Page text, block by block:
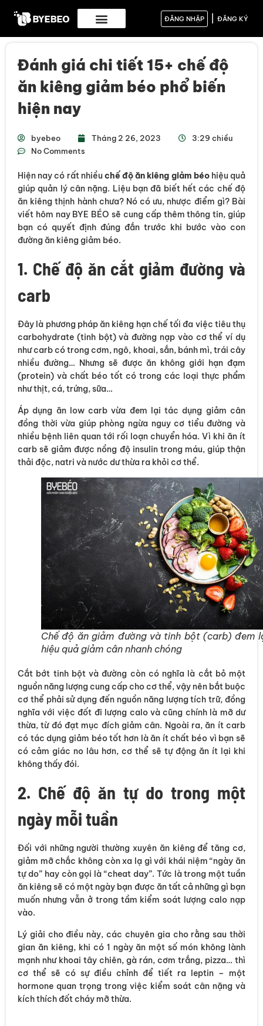
ĐĂNG NHẬP ĐĂNG KÝ
Đánh giá chi tiết 15+ chế độ
ăn kiêng giảm béo phổ biến
hiện nay
byebeo Tháng 2 26, 2023
3:29 chiều
No Comments
Hiện nay có rất nhiều chế độ ăn kiêng giảm béo hiệu quả
giúp quản lý cân nặng. Liệu bạn đã biết hết các chế độ
ăn kiêng thịnh hành chưa? Nó có ưu, nhược điểm gì? Bài
viết hôm nay BYE BÉO sẽ cung cấp thêm thông tin, giúp
bạn có quyết định đúng đắn trước khi bước vào con
đường ăn kiêng giảm béo.
1. Chế độ ăn cắt giảm đường và
carb
Đây là phương pháp ăn kiêng hạn chế tối đa việc tiêu thụ
carbohydrate (tinh bột) và đường nạp vào cơ thể ví dụ
như carb có trong cơm, ngô, khoai, sắn, bánh mì, trái cây
nhiều đường… Nhưng sẽ được ăn không giới hạn đạm
(protein) và chất béo tốt có trong các loại thực phẩm
như thịt, cá, trứng, sữa…
Áp dụng ăn low carb vừa đem lại tác dụng giảm cân
đồng thời vừa giúp phòng ngừa nguy cơ tiểu đường và
nhiều bệnh liên quan tới rối loạn chuyển hóa. Vì khi ăn ít
carb sẽ giảm được nồng độ insulin trong máu, giúp thận
thải độc, natri và nước dư thừa ra khỏi cơ thể.
Chế độ ăn giảm đường và tinh bột (carb) đem
hiệu quả giảm cân nhanh chóng
Cắt bớt tinh bột và đường còn có nghĩa là cắt bỏ một
nguồn năng lượng cung cấp cho cơ thể, vậy nên bắt buộc
cơ thể phải sử dụng đến nguồn năng lượng tích trữ, đồng
nghĩa với việc đốt đi lượng calo và cũng chính là mỡ dư
thừa, từ đó đạt mục đích giảm cân. Ngoài ra, ăn ít carb
có tác dụng giảm béo tốt hơn là ăn ít chất béo vì bạn sẽ
có cảm giác no lâu hơn, cơ thể sẽ tự động ăn ít lại khi
không thấy đói.
2. Chế độ ăn tự do trong một
ngày mỗi tuần
Đối với những người thường xuyên ăn kiêng để tăng cơ,
giảm mỡ chắc không còn xa lạ gì với khái niệm “ngày ăn
tự do” hay còn gọi là “cheat day”. Tức là trong một tuần
ăn kiêng sẽ có một ngày bạn được ăn tất cả những gì bạn
muốn nhưng vẫn ở trong tầm kiểm soát lượng calo nạp
vào.
Lý giải cho điều này, các chuyên gia cho rằng sau thời
gian ăn kiêng, khi có 1 ngày ăn một số món không lành
mạnh như khoai tây chiên, gà rán, cơm trắng, pizza… thì
cơ thể sẽ có sự điều chỉnh để tiết ra leptin – một
hormone quan trọng trong việc kiểm soát cân nặng và
kích thích đốt cháy mỡ thừa.